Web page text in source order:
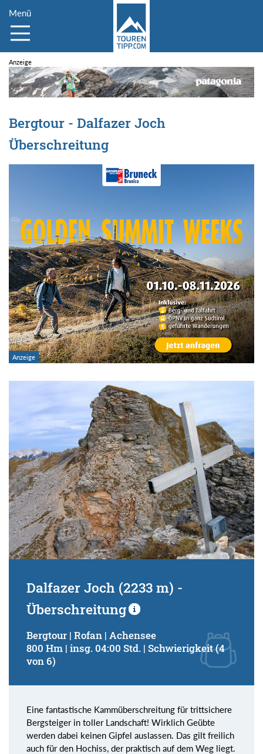
Menü
Bergtour - Dalfazer Joch
Überschreitung
Dalfazer Joch (2233 m) -
Überschreitung
Bergtour | Rofan | Achensee
800 Hm | insg. 04:00 Std. | Schwierigkeit (4
von 6)
Eine fantastische Kammüberschreitung für trittsichere
Bergsteiger in toller Landschaft! Wirklich Geübte
werden dabei keinen Gipfel auslassen. Das gilt freilich
auch für den Hochiss, der praktisch auf dem Weg liegt.